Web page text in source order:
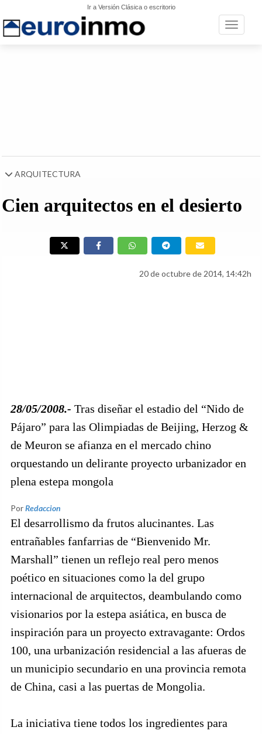
Ir a Versión Clásica o escritorio
Toggle
ARQUITECTURA
Cien arquitectos en el desierto
20 de octubre de 2014, 14:42h
28/05/2008.- Tras diseñar el estadio del “Nido de
Pájaro” para las Olimpiadas de Beijing, Herzog &
de Meuron se afianza en el mercado chino
orquestando un delirante proyecto urbanizador en
plena estepa mongola
PorRedaccion
El desarrollismo da frutos alucinantes. Las
entrañables fanfarrias de “Bienvenido Mr.
Marshall” tienen un reflejo real pero menos
poético en situaciones como la del grupo
internacional de arquitectos, deambulando como
visionarios por la estepa asiática, en busca de
inspiración para un proyecto extravagante: Ordos
100, una urbanización residencial a las afueras de
un municipio secundario en una provincia remota
de China, casi a las puertas de Mongolia.
La iniciativa tiene todos los ingredientes para